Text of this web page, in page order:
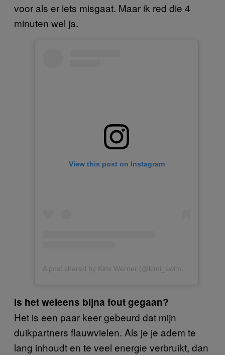
voor als er iets misgaat. Maar ik red die 4
minuten wel ja.
View this post on Instagram
A post shared by Kimi Werner (@kimi_swimmy)
Is het weleens bijna fout gegaan?
Het is een paar keer gebeurd dat mijn
duikpartners flauwvielen. Als je je adem te
lang inhoudt en te veel energie verbruikt, dan